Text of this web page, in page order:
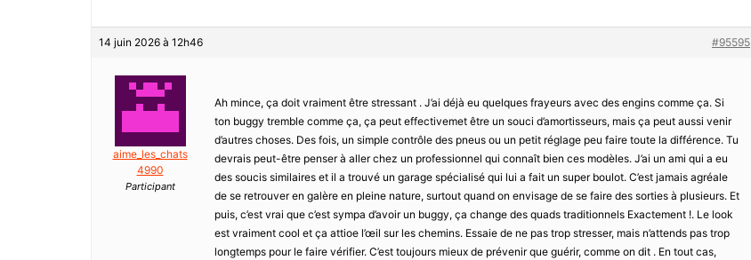
14 juin 2026 à 12h46 #95595
aime_les_chats
4990
Participant
Ah mince, ça doit vraiment être stressant . J’ai déjà eu quelques frayeurs avec des engins comme ça. Si
ton buggy tremble comme ça, ça peut effectivemet être un souci d’amortisseurs, mais ça peut aussi venir
d’autres choses. Des fois, un simple contrôle des pneus ou un petit réglage peu faire toute la différence. Tu
devrais peut-être penser à aller chez un professionnel qui connaît bien ces modèles. J’ai un ami qui a eu
des soucis similaires et il a trouvé un garage spécialisé qui lui a fait un super boulot. C’est jamais agréale
de se retrouver en galère en pleine nature, surtout quand on envisage de se faire des sorties à plusieurs. Et
puis, c’est vrai que c’est sympa d’avoir un buggy, ça change des quads traditionnels Exactement !. Le look
est vraiment cool et ça attioe l’œil sur les chemins. Essaie de ne pas trop stresser, mais n’attends pas trop
longtemps pour le faire vérifier. C’est toujours mieux de prévenir que guérir, comme on dit . En tout cas,